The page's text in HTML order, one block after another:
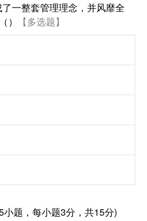
一整套管理理念，并风靡全
）
【多选题】
题，每小题3分，共15分)